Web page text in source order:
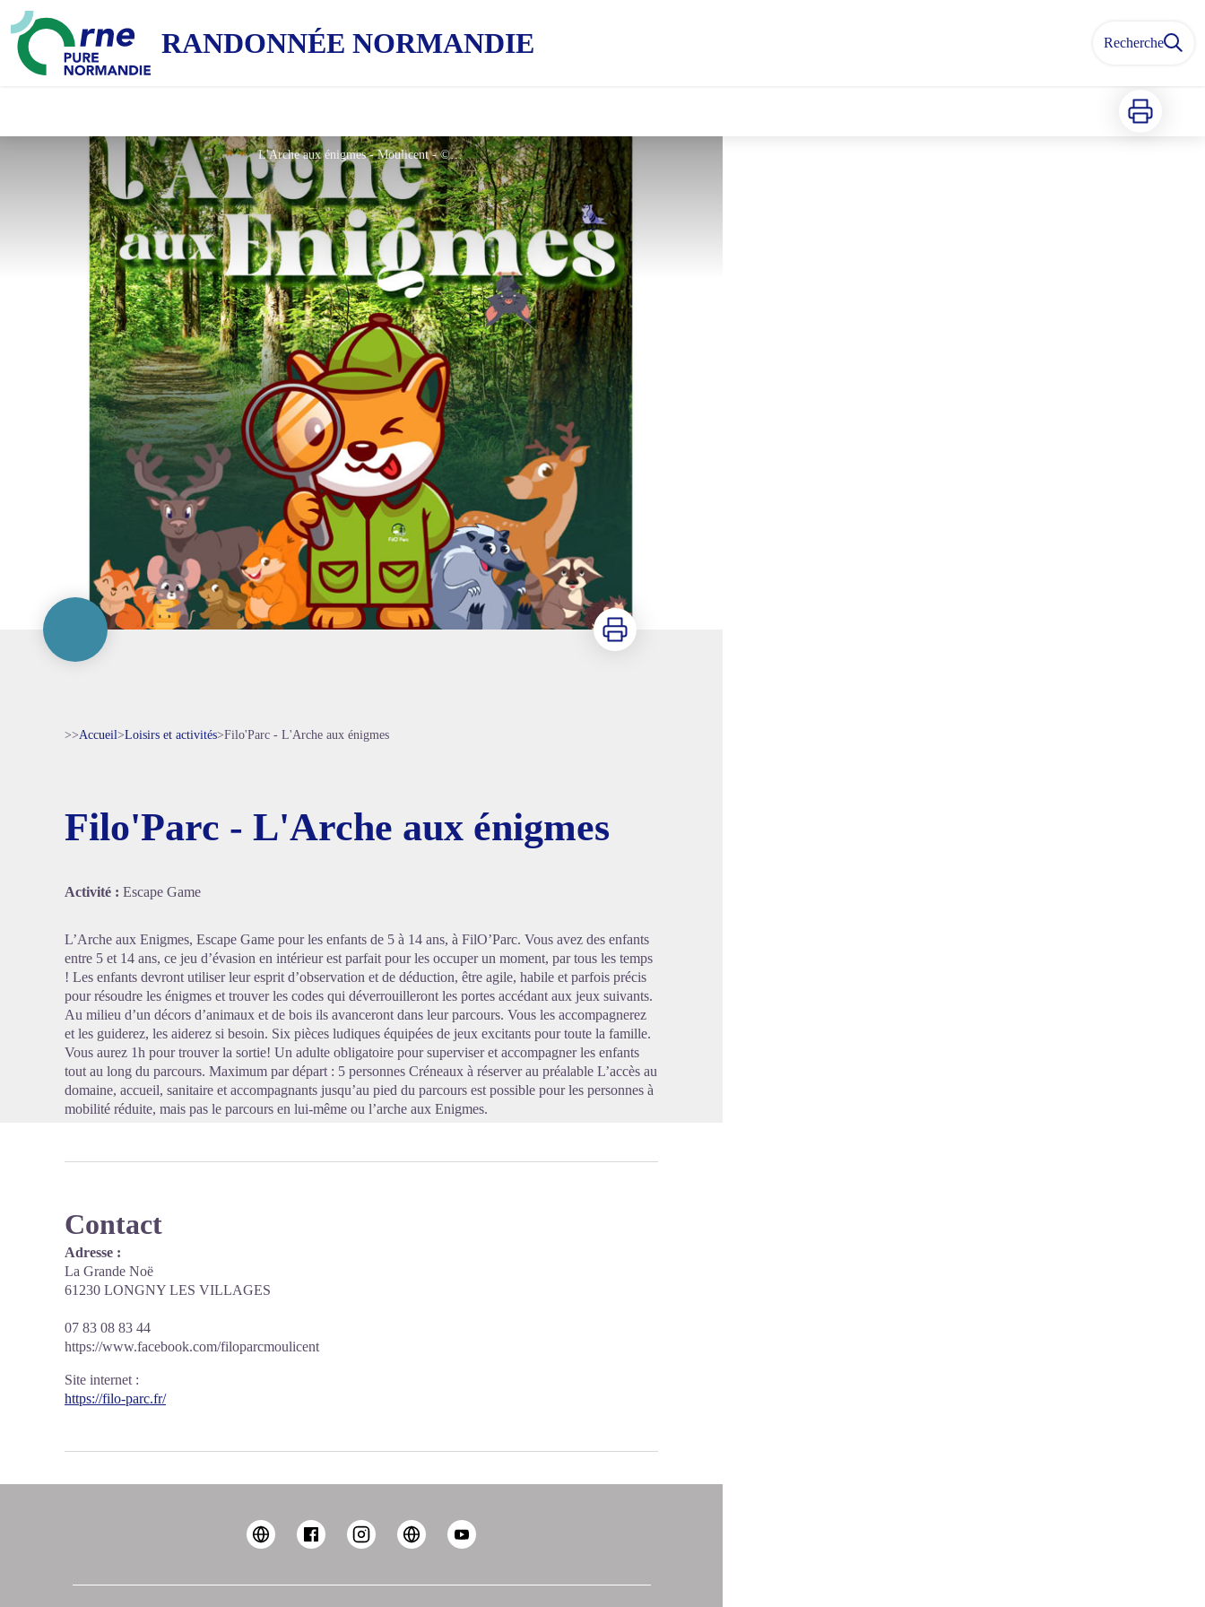
RANDONNÉE NORMANDIE Recherche
Imprimer
L'Arche aux énigmes - Moulicent - ©DR
Imprimer
>>Accueil>Loisirs et activités>Filo'Parc - L'Arche aux énigmes
Filo'Parc - L'Arche aux énigmes
Activité : Escape Game
L’Arche aux Enigmes, Escape Game pour les enfants de 5 à 14 ans, à FilO’Parc. Vous avez des enfants
entre 5 et 14 ans, ce jeu d’évasion en intérieur est parfait pour les occuper un moment, par tous les temps
! Les enfants devront utiliser leur esprit d’observation et de déduction, être agile, habile et parfois précis
pour résoudre les énigmes et trouver les codes qui déverrouilleront les portes accédant aux jeux suivants.
Au milieu d’un décors d’animaux et de bois ils avanceront dans leur parcours. Vous les accompagnerez
et les guiderez, les aiderez si besoin. Six pièces ludiques équipées de jeux excitants pour toute la famille.
Vous aurez 1h pour trouver la sortie! Un adulte obligatoire pour superviser et accompagner les enfants
tout au long du parcours. Maximum par départ : 5 personnes Créneaux à réserver au préalable L’accès au
domaine, accueil, sanitaire et accompagnants jusqu’au pied du parcours est possible pour les personnes à
mobilité réduite, mais pas le parcours en lui-même ou l’arche aux Enigmes.
Contact
Adresse :
La Grande Noë
61230 LONGNY LES VILLAGES
07 83 08 83 44
https://www.facebook.com/filoparcmoulicent
Site internet :
https://filo-parc.fr/